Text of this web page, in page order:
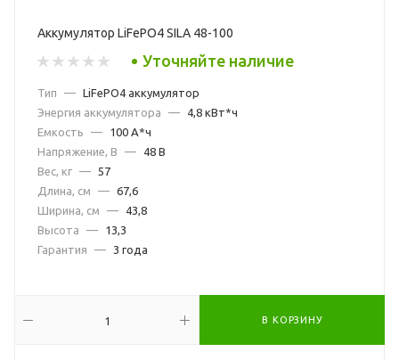
Аккумулятор LiFePO4 SILA 48-100
Уточняйте наличие
Тип — LiFePO4 аккумулятор
Энергия аккумулятора
—
4,8 кВт*ч
Емкость
—
100 А*ч
Напряжение, В
—
48 В
Вес, кг — 57
Длина, см
— 67,6
Ширина, см
—
43,8
Высота
—
13,3
Гарантия
— 3 года
В КОРЗИНУ